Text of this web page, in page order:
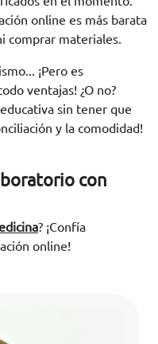
online es más barata
comprar materiales.
¡Pero es
ventajas! ¿O no?
sin tener que
y la comodidad!
con
? ¡Confía
online!